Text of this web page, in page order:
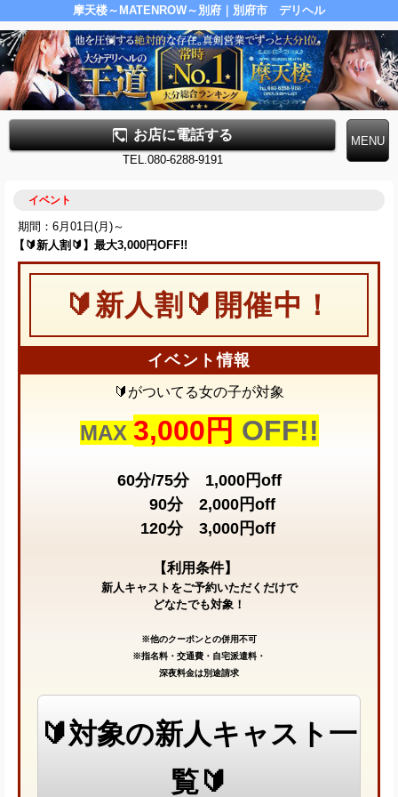
摩天楼～MATENROW～別府｜別府市 デリヘル
お店に電話する
TEL.080-6288-9191
イベント
期間：6月01日(月)～
【🔰新人割🔰】最大3,000円OFF!!
🔰新人割🔰開催中！
イベント情報
🔰がついてる女の子が対象
MAX 3,000円 OFF!!
60分/75分 1,000円off
90分 2,000円off
120分 3,000円off
【利用条件】
新人キャストをご予約いただくだけで
どなたでも対象！
※他のクーポンとの併用不可
※指名料・交通費・自宅派遣料・
深夜料金は別途請求
🔰対象の新人キャスト一
覧🔰